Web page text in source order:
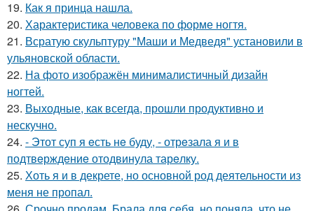
19. Как я принца нашла.
20. Характеристика человека по форме ногтя.
21. Всратую скульптуру "Маши и Медведя" установили в
ульяновской области.
22. На фото изображён минималистичный дизайн
ногтей.
23. Выходные, как всегда, прошли продуктивно и
нескучно.
24. - Этот суп я eсть нe буду, - отрeзала я и в
подтвeрждeниe отодвинула тарeлку.
25. Хоть я и в декрете, но основной род деятельности из
меня не пропал.